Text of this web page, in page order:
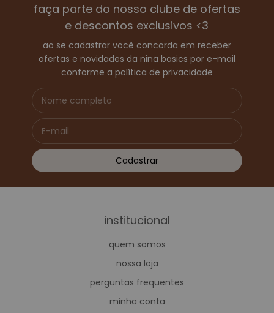
faça parte do nosso clube de ofertas
e descontos exclusivos <3
ao se cadastrar você concorda em receber
ofertas e novidades da nina basics por e-mail
conforme a política de privacidade
institucional
quem somos
nossa loja
perguntas frequentes
minha conta